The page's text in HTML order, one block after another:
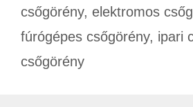
csőgörény, elektromos
fúrógépes csőgörény, ipari
csőgörény